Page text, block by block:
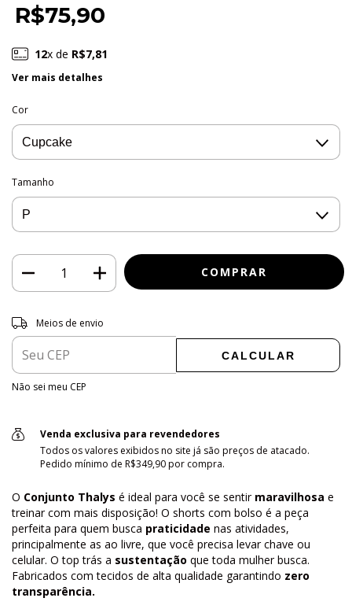
R$75,90
12x de R$7,81
Ver mais detalhes
Cor
Tamanho
Entregas para o CEP:
Meios de envio
CALCULAR
Não sei meu CEP
Venda exclusiva para revendedores
Todos os valores exibidos no site já são preços de atacado.
Pedido mínimo de R$349,90 por compra.
O Conjunto Thalys é ideal para você se sentir maravilhosa e
treinar com mais disposição! O shorts com bolso é a peça
perfeita para quem busca praticidade nas atividades,
principalmente as ao livre, que você precisa levar chave ou
celular. O top trás a sustentação que toda mulher busca.
Fabricados com tecidos de alta qualidade garantindo zero
transparência.